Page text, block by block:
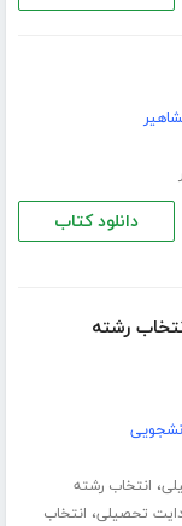
دانلود کتاب
رشته
، انتخاب رشته
تحصیلی، انتخاب